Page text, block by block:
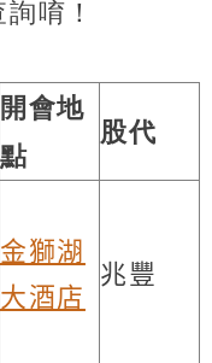
唷！
開會地
點
股代
金獅湖
大酒店
兆豐